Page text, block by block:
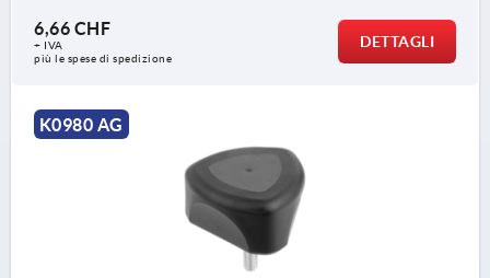
6,66 CHF
+ IVA
più le spese di spedizione
DETTAGLI
K0980 AG